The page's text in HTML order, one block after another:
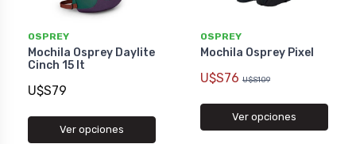
OSPREY
Mochila Osprey Daylite
Cinch 15 lt
U$S79
Ver opciones
OSPREY
Mochila Osprey Pixel
U$S76 U$S109
Ver opciones